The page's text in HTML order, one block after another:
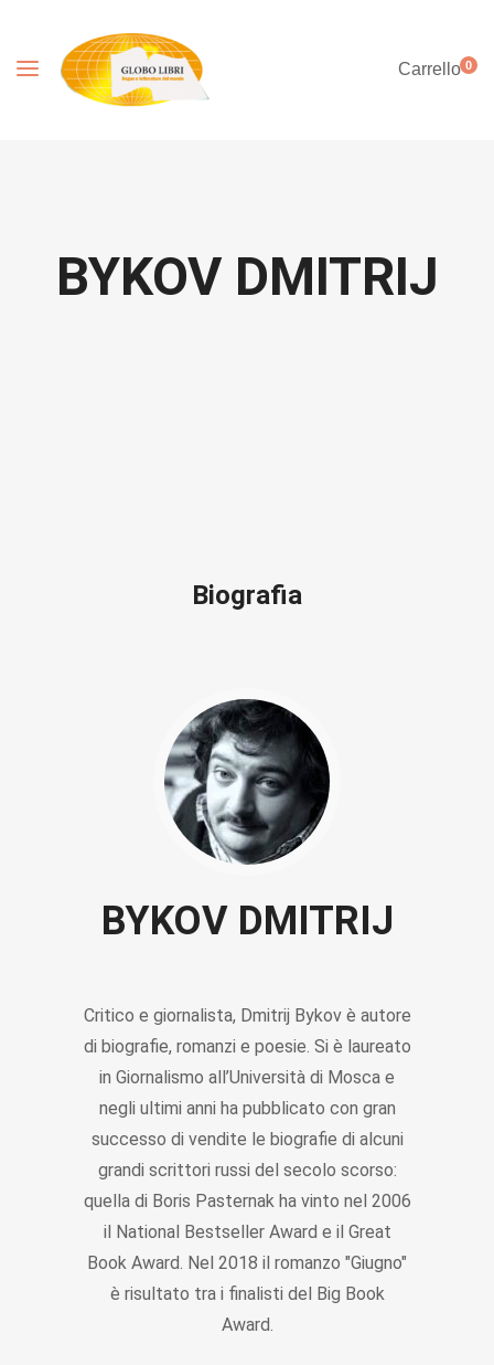
Carrello0
BYKOV DMITRIJ
Biografia
BYKOV DMITRIJ
Critico e giornalista, Dmitrij Bykov è autore
di biografie, romanzi e poesie. Si è laureato
in Giornalismo all’Università di Mosca e
negli ultimi anni ha pubblicato con gran
successo di vendite le biografie di alcuni
grandi scrittori russi del secolo scorso:
quella di Boris Pasternak ha vinto nel 2006
il National Bestseller Award e il Great
Book Award. Nel 2018 il romanzo "Giugno"
è risultato tra i finalisti del Big Book
Award.